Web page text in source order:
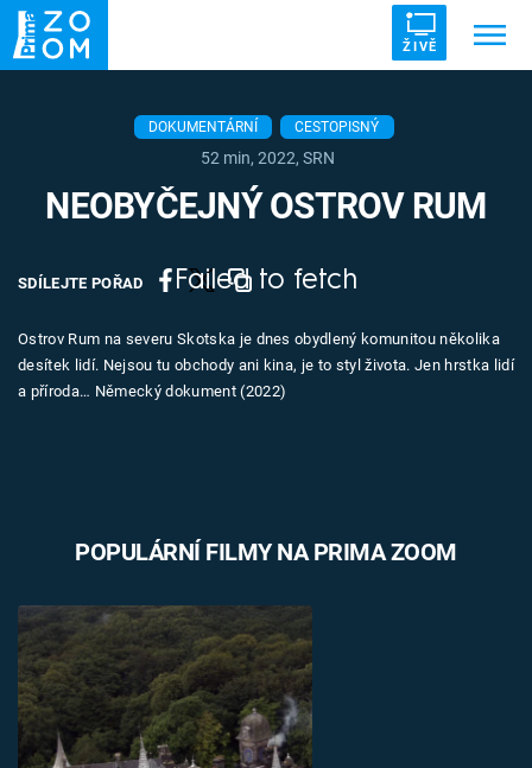
ŽIVĚ
ZRÁDCI UFO DRUHÁ SVĚTOVÁ VÁLKA
VETŘELCI DÁVNOVĚKU
Témata
Časopis
Sledujte prima+
Přihlášení
DOKUMENTÁRNÍ CESTOPISNÝ
52 min, 2022, SRN
NEOBYČEJNÝ OSTROV RUM
Failed to fetch
SDÍLEJTE POŘAD
Ostrov Rum na severu Skotska je dnes obydlený komunitou několika
desítek lidí. Nejsou tu obchody ani kina, je to styl života. Jen hrstka lidí
a příroda… Německý dokument (2022)
POPULÁRNÍ FILMY NA PRIMA ZOOM